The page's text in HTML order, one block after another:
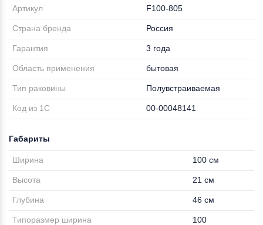
Артикул F100-805
Страна бренда Россия
Гарантия 3 года
Область применения бытовая
Тип раковины Полувстраиваемая
Код из 1С 00-00048141
Габариты
Ширина 100 см
Высота 21 см
Глубина 46 см
Типоразмер ширина 100